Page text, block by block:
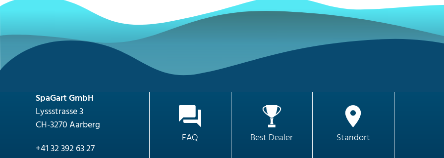
SpaGart GmbH
Lyssstrasse 3
CH-3270 Aarberg
+41 32 392 63 27
FAQ Best Dealer Standort